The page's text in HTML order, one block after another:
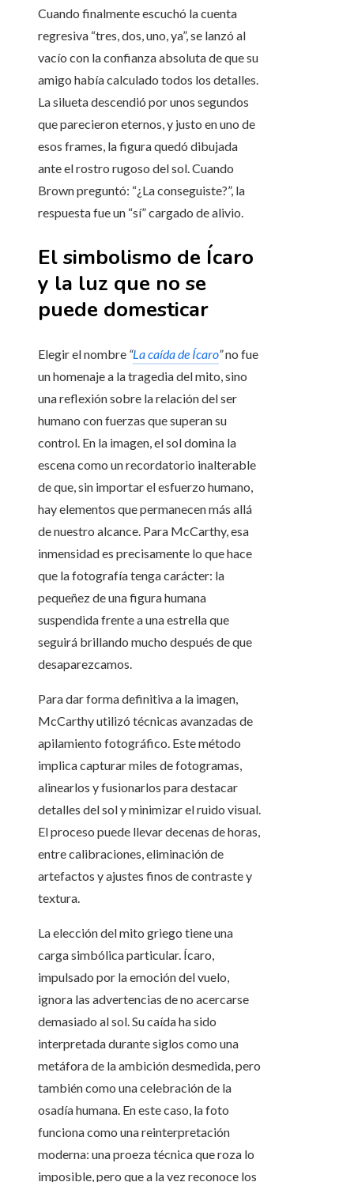
Cuando finalmente escuchó la cuenta
regresiva “tres, dos, uno, ya”, se lanzó al
vacío con la confianza absoluta de que su
amigo había calculado todos los detalles.
La silueta descendió por unos segundos
que parecieron eternos, y justo en uno de
esos frames, la figura quedó dibujada
ante el rostro rugoso del sol. Cuando
Brown preguntó: “¿La conseguiste?”, la
respuesta fue un “sí” cargado de alivio.
El simbolismo de Ícaro
y la luz que no se
puede domesticar
Elegir el nombre “La caída de Ícaro”no fue
un homenaje a la tragedia del mito, sino
una reflexión sobre la relación del ser
humano con fuerzas que superan su
control. En la imagen, el sol domina la
escena como un recordatorio inalterable
de que, sin importar el esfuerzo humano,
hay elementos que permanecen más allá
de nuestro alcance. Para McCarthy, esa
inmensidad es precisamente lo que hace
que la fotografía tenga carácter: la
pequeñez de una figura humana
suspendida frente a una estrella que
seguirá brillando mucho después de que
desaparezcamos.
Para dar forma definitiva a la imagen,
McCarthy utilizó técnicas avanzadas de
apilamiento fotográfico. Este método
implica capturar miles de fotogramas,
alinearlos y fusionarlos para destacar
detalles del sol y minimizar el ruido visual.
El proceso puede llevar decenas de horas,
entre calibraciones, eliminación de
artefactos y ajustes finos de contraste y
textura.
La elección del mito griego tiene una
carga simbólica particular. Ícaro,
impulsado por la emoción del vuelo,
ignora las advertencias de no acercarse
demasiado al sol. Su caída ha sido
interpretada durante siglos como una
metáfora de la ambición desmedida, pero
también como una celebración de la
osadía humana. En este caso, la foto
funciona como una reinterpretación
moderna: una proeza técnica que roza lo
imposible, pero que a la vez reconoce los